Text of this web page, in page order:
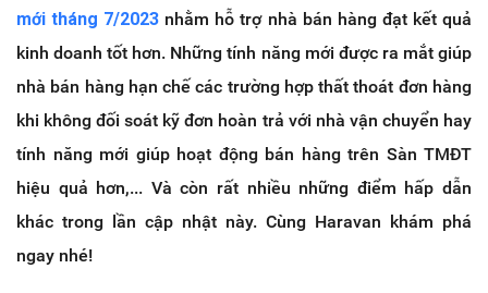
mới tháng 7/2023 nhằm hỗ trợ nhà bán hàng đạt kết quả
kinh doanh tốt hơn. Những tính năng mới được ra mắt giúp
nhà bán hàng hạn chế các trường hợp thất thoát đơn hàng
khi không đối soát kỹ đơn hoàn trả với nhà vận chuyển hay
tính năng mới giúp hoạt động bán hàng trên Sàn TMĐT
hiệu quả hơn,... Và còn rất nhiều những điểm hấp dẫn
khác trong lần cập nhật này. Cùng Haravan khám phá
ngay nhé!